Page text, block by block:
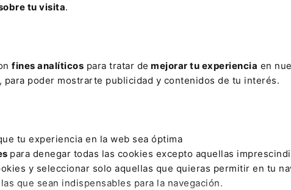
tu visita.
fines analíticos para tratar de mejorar tu experiencia en
poder mostrarte publicidad y contenidos de tu interés.
tu experiencia en la web sea óptima
para denegar todas las cookies excepto aquellas
y seleccionar solo aquellas que quieras permitir en tu
que sean indispensables para la navegación.
con un
ELS
El Derecho
Espacio Asesoría
Espacio Pymes